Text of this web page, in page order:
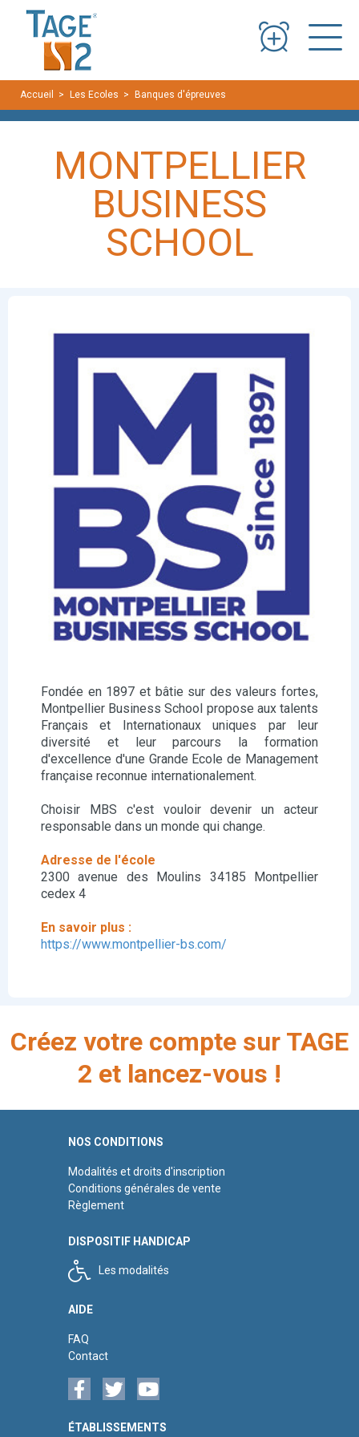
Accueil Les Ecoles Banques d'épreuves
MONTPELLIER
BUSINESS
SCHOOL
Fondée en 1897 et bâtie sur des valeurs fortes,
Montpellier Business School propose aux talents
Français et Internationaux uniques par leur
diversité et leur parcours la formation
d'excellence d'une Grande Ecole de Management
française reconnue internationalement.
Choisir MBS c'est vouloir devenir un acteur
responsable dans un monde qui change.
Adresse de l'école
2300 avenue des Moulins 34185 Montpellier
cedex 4
En savoir plus :
https://www.montpellier-bs.com/
Créez votre compte sur TAGE
2 et lancez-vous !
NOS CONDITIONS
Modalités et droits d'inscription
Conditions générales de vente
Règlement
DISPOSITIF HANDICAP
Les modalités
AIDE
FAQ
Contact
ÉTABLISSEMENTS
Panneau de gestion des cookies